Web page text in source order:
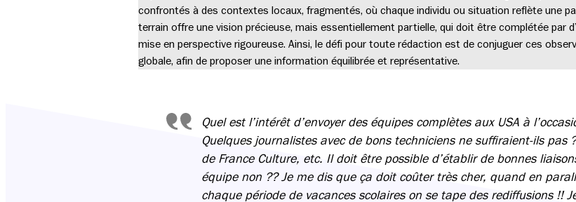
confrontés à des contextes locaux, fragmentés, où chaque individu ou situation reflète une
terrain offre une vision précieuse, mais essentiellement partielle, qui doit être complétée par
mise en perspective rigoureuse. Ainsi, le défi pour toute rédaction est de conjuguer ces
globale, afin de proposer une information équilibrée et représentative.
Quel est l’intérêt d’envoyer des équipes complètes aux USA à
Quelques journalistes avec de bons techniciens ne suffiraient-ils
de France Culture, etc. Il doit être possible d’établir de bonnes
équipe non ?? Je me dis que ça doit coûter très cher, quand en
chaque période de vacances scolaires on se tape des rediffusions !!